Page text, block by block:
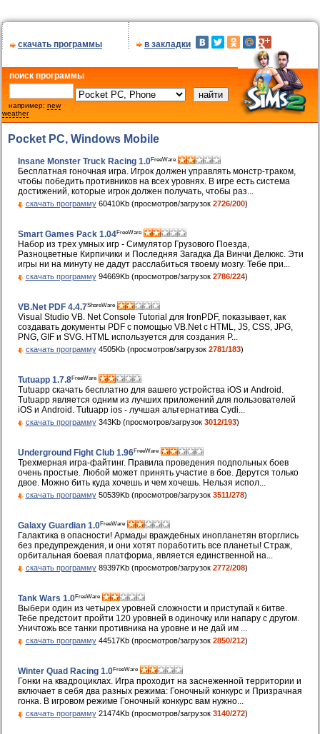
скачать программы в закладки
поиск программы
например: new
weather
Poсket PC, Windows Mobile
Insane Monster Truck Racing 1.0FreeWare
Бесплатная гоночная игра. Игрок должен управлять монстр-траком,
чтобы победить противников на всех уровнях. В игре есть система
достижений, которые игрок должен получать, чтобы раз...
скачать программу60410Kb (просмотров/загрузок 2726/200)
Smart Games Pack 1.04FreeWare
Набор из трех умных игр - Симулятор Грузового Поезда,
Разноцветные Кирпичики и Последняя Загадка Да Винчи Делюкс. Эти
игры ни на минуту не дадут расслабиться твоему мозгу. Тебе при...
скачать программу94669Kb (просмотров/загрузок 2786/224)
VB.Net PDF 4.4.7ShareWare
Visual Studio VB. Net Console Tutorial для IronPDF, показывает, как
создавать документы PDF с помощью VB.Net с HTML, JS, CSS, JPG,
PNG, GIF и SVG. HTML используется для создания P...
скачать программу4505Kb (просмотров/загрузок 2781/183)
Tutuapp 1.7.8FreeWare
Tutuapp скачать бесплатно для вашего устройства iOS и Android.
Tutuapp является одним из лучших приложений для пользователей
iOS и Android. Tutuapp ios - лучшая альтернатива Cydi...
скачать программу343Kb (просмотров/загрузок 3012/193)
Underground Fight Club 1.96FreeWare
Трехмерная игра-файтинг. Правила проведения подпольных боев
очень простые. Любой может принять участие в бое. Дерутся только
двое. Можно бить куда хочешь и чем хочешь. Нельзя испол...
скачать программу50539Kb (просмотров/загрузок 3511/278)
Galaxy Guardian 1.0FreeWare
Галактика в опасности! Армады враждебных инопланетян вторглись
без предупреждения, и они хотят поработить все планеты! Страж,
орбитальная боевая платформа, является единственной на...
скачать программу89397Kb (просмотров/загрузок 2772/208)
Tank Wars 1.0FreeWare
Выбери один из четырех уровней сложности и приступай к битве.
Тебе предстоит пройти 120 уровней в одиночку или напару с другом.
Уничтожь все танки противника на уровне и не дай им ...
скачать программу44517Kb (просмотров/загрузок 2850/212)
Winter Quad Racing 1.0FreeWare
Гонки на квадроциклах. Игра проходит на заснеженной территории и
включает в себя два разных режима: Гоночный конкурс и Призрачная
гонка. В игровом режиме Гоночный конкурс вам нужно...
скачать программу21474Kb (просмотров/загрузок 3140/272)